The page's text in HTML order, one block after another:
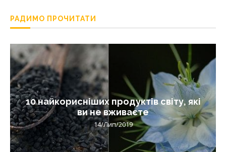
РАДИМО ПРОЧИТАТИ
10 найкорисніших продуктів світу, які
ви не вживаєте
14/Лип/2019